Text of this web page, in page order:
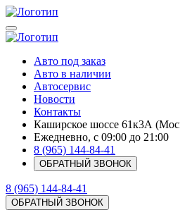
Авто под заказ
Авто в наличии
Автосервис
Новости
Контакты
Каширское шоссе 61к3А
Ежедневно, с 09:00 до 21:00
8 (965) 144-84-41
ОБРАТНЫЙ ЗВОНОК
8 (965) 144-84-41
ОБРАТНЫЙ ЗВОНОК